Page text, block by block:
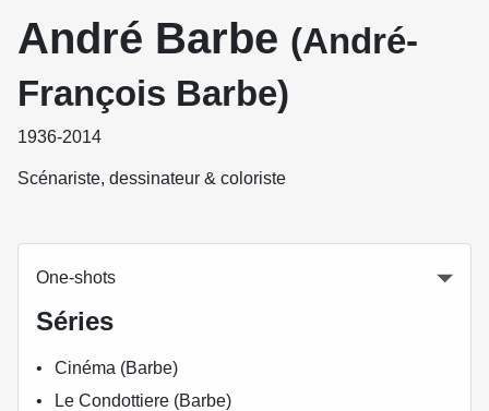
André Barbe (André-
François Barbe)
1936-2014
Scénariste, dessinateur & coloriste
One-shots
Séries
Cinéma (Barbe)
Le Condottiere (Barbe)